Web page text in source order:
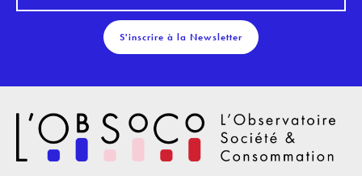
S'inscrire à la Newsletter